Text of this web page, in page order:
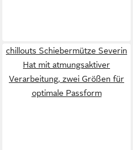
chillouts Schiebermütze Severin
Hat mit atmungsaktiver
Verarbeitung, zwei Größen für
optimale Passform